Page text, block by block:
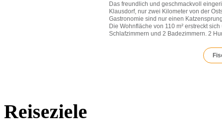
Das freundlich und geschmackvoll
Klausdorf, nur zwei Kilometer von der
Gastronomie sind nur einen
Die Wohnfläche von 110 m² erstreckt
Schlafzimmern und 2 Badezimmern. 2
Reiseziele